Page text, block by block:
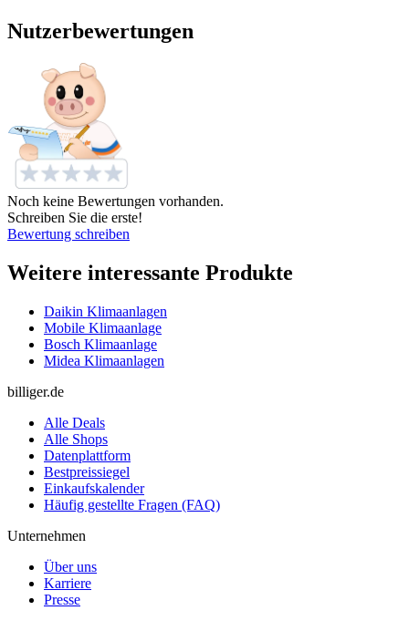
Nutzerbewertungen
Noch keine Bewertungen vorhanden.
Schreiben Sie die erste!
Bewertung schreiben
Weitere interessante Produkte
Daikin Klimaanlagen
Mobile Klimaanlage
Bosch Klimaanlage
Midea Klimaanlagen
billiger.de
Alle Deals
Alle Shops
Datenplattform
Bestpreissiegel
Einkaufskalender
Häufig gestellte Fragen (FAQ)
Unternehmen
Über uns
Karriere
Presse